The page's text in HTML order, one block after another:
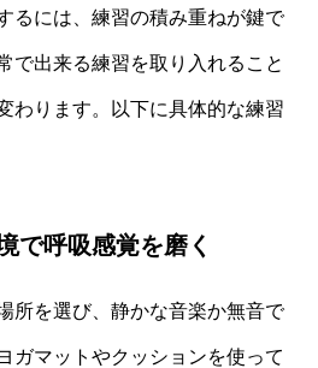
るには、練習の積み重ねが鍵で
で出来る練習を取り入れること
わります。以下に具体的な練習
で呼吸感覚を磨く
所を選び、静かな音楽か無音で
ガマットやクッションを使って